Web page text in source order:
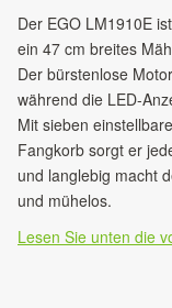
Der EGO LM1910E
ein 47 cm breites
Der bürstenlose
während die LED-
Mit sieben
Fangkorb sorgt er
und langlebig macht
und mühelos.
Lesen Sie unten die